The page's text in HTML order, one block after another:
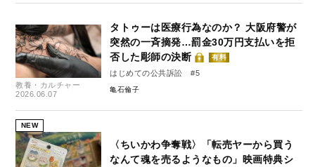
教養・カルチャー
2026.06.07
タトゥーは医療行為なのか？ 大阪府警が
突然の一斉摘発…罰金30万円支払いを拒
否した彫師の決断
有料
はじめての公共訴訟 #5
亀石倫子
NEW
〈ちいかわ争奪戦〉「転売ヤーから買う
なんて魂を売るようなもの」映画特典シ